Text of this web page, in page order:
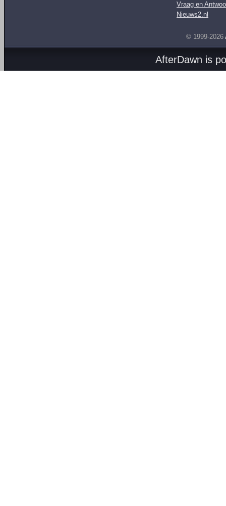
Vraag en
Nieuws2.nl
© 1999-2026
AfterDawn is